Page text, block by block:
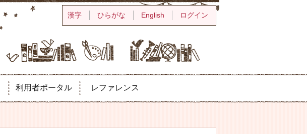
利用者ポータル レファレンス
漢字 ひらがな English ログイン